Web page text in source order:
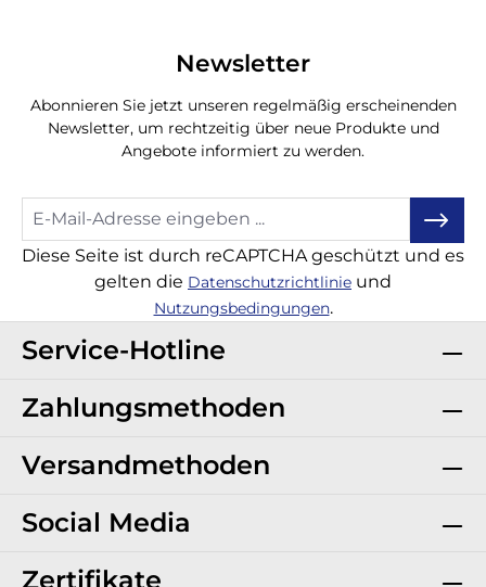
Newsletter
Abonnieren Sie jetzt unseren regelmäßig erscheinenden
Newsletter, um rechtzeitig über neue Produkte und
Angebote informiert zu werden.
Diese Seite ist durch reCAPTCHA geschützt und es
gelten die Datenschutzrichtlinie und
Nutzungsbedingungen.
Service-Hotline
Zahlungsmethoden
Versandmethoden
Social Media
Zertifikate